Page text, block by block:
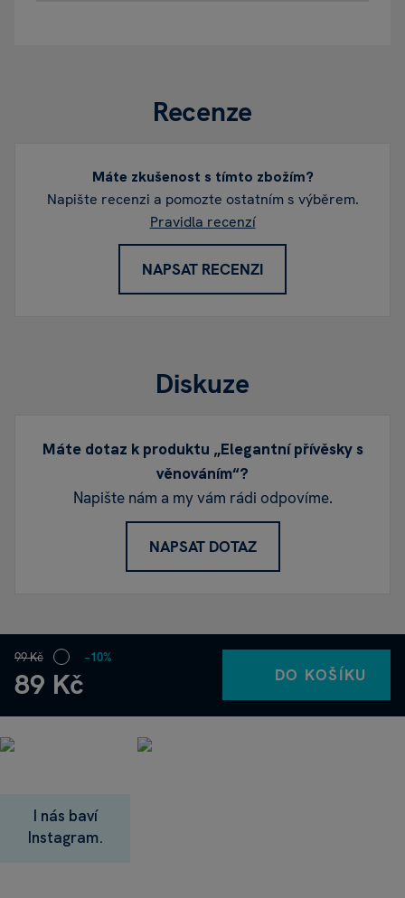
Recenze
Máte zkušenost s tímto zbožím?
Napište recenzi a pomozte ostatním s výběrem.
Pravidla recenzí
NAPSAT RECENZI
Diskuze
Máte dotaz k produktu „Elegantní přívěsky s
věnováním“?
Napište nám a my vám rádi odpovíme.
NAPSAT DOTAZ
99 Kč
89 Kč
−10%
DO KOŠÍKU
I nás baví
Instagram.